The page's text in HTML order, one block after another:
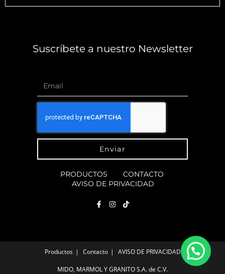
Suscríbete a nuestro Newsletter
Enviar
PRODUCTOS
CONTACTO
AVISO DE PRIVACIDAD
Productos Contacto AVISO DE PRIVACIDAD
MIDO, MARMOL Y GRANITO S.A. de C.V.